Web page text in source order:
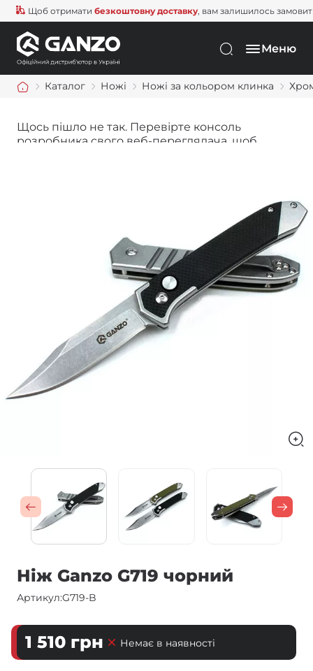
Щоб отриматибезкоштовну доставку, вам залишилось замовити
Меню
Каталог Ножі Ножі за кольором клинка
Щось пішло не так. Перевірте консоль
розробника свого веб-переглядача, щоб
Ніж Ganzo G719 чорний
Артикул:G719-B
1 510 грн Немає в наявності